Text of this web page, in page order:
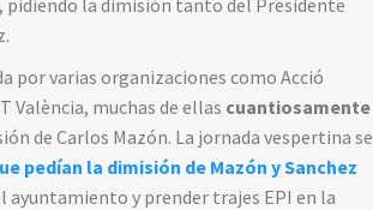
varias organizaciones como Acció
València, muchas de ellas cuantiosamente
de Carlos Mazón. La jornada vespertina se
pedían la dimisión de Mazón y Sanchez
y prender trajes EPI en la